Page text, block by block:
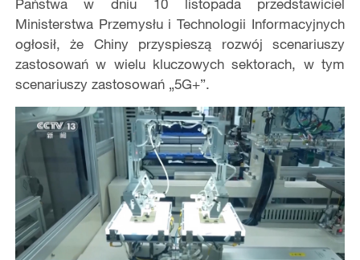
Państwa w dniu 10 listopada przedstawiciel
Ministerstwa Przemysłu i Technologii Informacyjnych
ogłosił, że Chiny przyspieszą rozwój scenariuszy
zastosowań w wielu kluczowych sektorach, w tym
scenariuszy zastosowań „5G+”.